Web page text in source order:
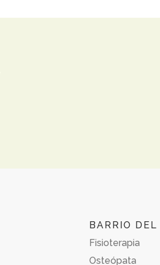
BARRIO
Fisioterapia
Osteópata